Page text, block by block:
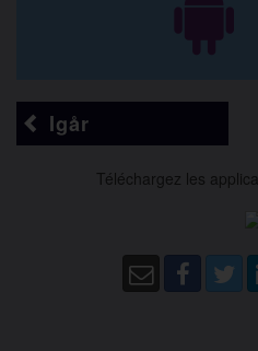
Igår
Téléchargez les